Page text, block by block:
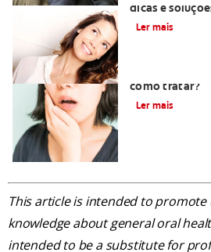
dicas e
Ler mais
como tratar?
Ler mais
This article is intended to
knowledge about general oral
intended to be a substitute for